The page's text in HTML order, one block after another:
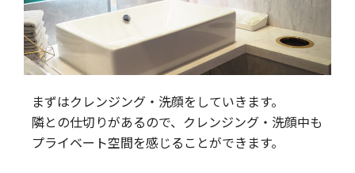
まずはクレンジング・洗顔をしていきます。
隣との仕切りがあるので、クレンジング・洗顔中も
プライベート空間を感じることができます。